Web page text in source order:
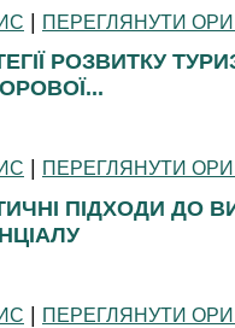
| ПЕРЕГЛЯНУТИ
РОЗВИТКУ
| ПЕРЕГЛЯНУТИ
ПІДХОДИ ДО
| ПЕРЕГЛЯНУТИ